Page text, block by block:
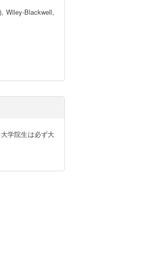
Wiley-Blackwell,
学院生は必ず大